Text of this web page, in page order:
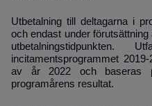
Utbetalning till deltagarna i
och endast under
utbetalningstidpunkten.
incitamentsprogrammet
av år 2022 och baseras
programårens resultat.